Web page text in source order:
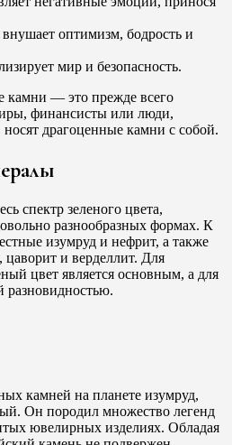
оптимизм, бодрость и
мир и безопасность.
камни — это прежде всего
финансисты или люди,
носят драгоценные камни с собой.
спектр зеленого цвета,
разнообразных формах. К
изумруд и нефрит, а также
цаворит и верделлит. Для
цвет является основным, а для
камней на планете изумруд,
Он породил множество легенд
ювелирных изделиях. Обладая